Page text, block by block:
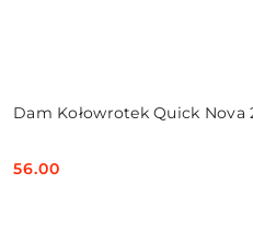
Dam Kołowrotek Quick Nova
Cena:
56.00